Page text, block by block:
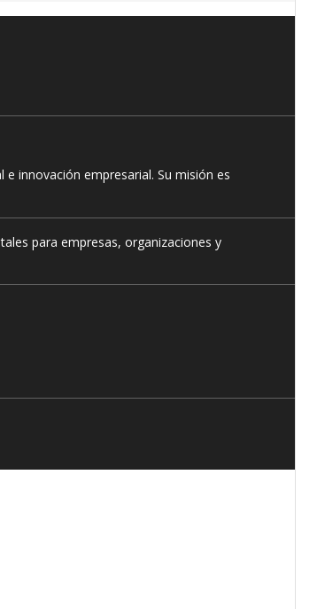
innovación empresarial. Su misión es
para empresas, organizaciones y